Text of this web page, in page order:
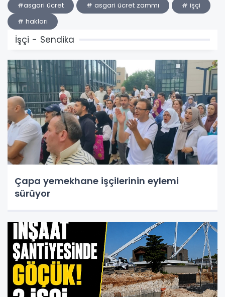
#asgari ücret # asgari ücret zammı
# işçi
# hakları
İşçi - Sendika
Çapa yemekhane işçilerinin eylemi
sürüyor